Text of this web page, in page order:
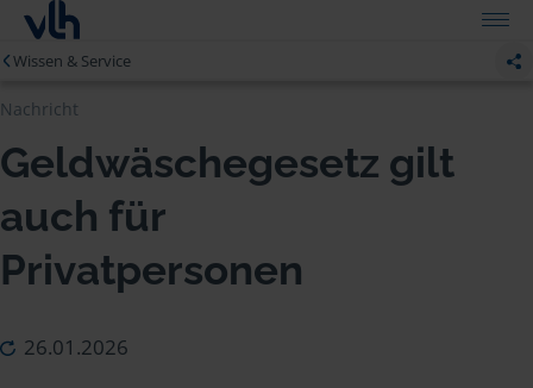
Wissen & Service
Nachricht
Geldwäschegesetz gilt
auch für
Privatpersonen
26.01.2026